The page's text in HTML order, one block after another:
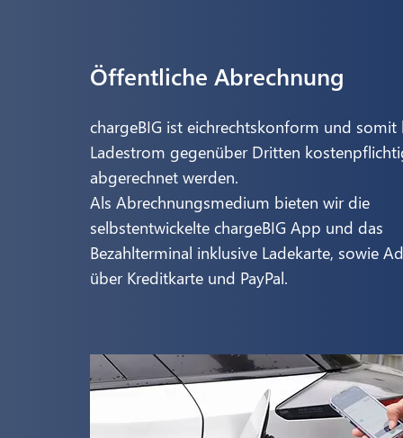
Öffentliche Abrechnung
chargeBIG ist eichrechtskonform und somit
Ladestrom gegenüber Dritten
abgerechnet werden.
Als Abrechnungsmedium bieten wir die
selbstentwickelte chargeBIG App und das
Bezahlterminal inklusive Ladekarte, sowie
über Kreditkarte und PayPal.